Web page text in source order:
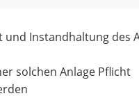
Instandhaltung des
solchen Anlage Pflicht